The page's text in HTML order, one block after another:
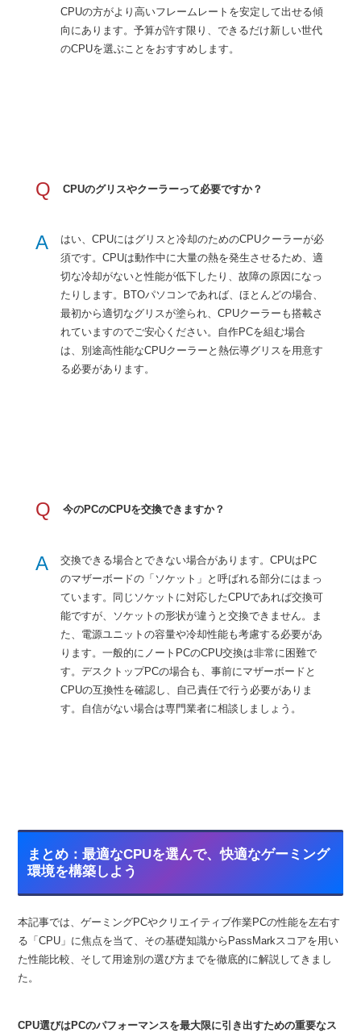
CPUの方がより高いフレームレートを安定して出せる傾
向にあります。予算が許す限り、できるだけ新しい世代
のCPUを選ぶことをおすすめします。
Q CPUのグリスやクーラーって必要ですか？
A
はい、CPUにはグリスと冷却のためのCPUクーラーが必
須です。CPUは動作中に大量の熱を発生させるため、適
切な冷却がないと性能が低下したり、故障の原因になっ
たりします。BTOパソコンであれば、ほとんどの場合、
最初から適切なグリスが塗られ、CPUクーラーも搭載さ
れていますのでご安心ください。自作PCを組む場合
は、別途高性能なCPUクーラーと熱伝導グリスを用意す
る必要があります。
Q 今のPCのCPUを交換できますか？
A
交換できる場合とできない場合があります。CPUはPC
のマザーボードの「ソケット」と呼ばれる部分にはまっ
ています。同じソケットに対応したCPUであれば交換可
能ですが、ソケットの形状が違うと交換できません。ま
た、電源ユニットの容量や冷却性能も考慮する必要があ
ります。一般的にノートPCのCPU交換は非常に困難で
す。デスクトップPCの場合も、事前にマザーボードと
CPUの互換性を確認し、自己責任で行う必要がありま
す。自信がない場合は専門業者に相談しましょう。
まとめ：最適なCPUを選んで、快適なゲーミング
環境を構築しよう
本記事では、ゲーミングPCやクリエイティブ作業PCの性能を左右す
る「CPU」に焦点を当て、その基礎知識からPassMarkスコアを用い
た性能比較、そして用途別の選び方までを徹底的に解説してきまし
た。
CPU選びはPCのパフォーマンスを最大限に引き出すための重要なス